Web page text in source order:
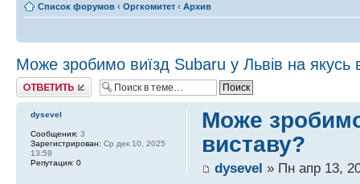
Список форумов ‹ Оргкомитет ‹ Архив
Може зробимо виїзд Subaru у Львів на якусь
Ответить
Може
виставу?
dysevel » Пн апр 13,
dysevel
Сообщения: 3
Зарегистрирован: Ср дек 10, 2025
13:59
Репутация: 0